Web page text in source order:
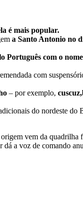
é mais popular.
a Santo Antonio no
com o
com
– por exemplo,
do nordeste
vem da quadrilha
a voz de comando